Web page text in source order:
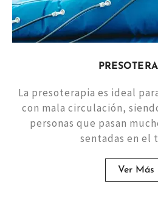
La presoterapia es ideal
con mala circulación,
personas que pasan
sentadas en el
Ver Más